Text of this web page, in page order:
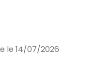
le 14/07/2026